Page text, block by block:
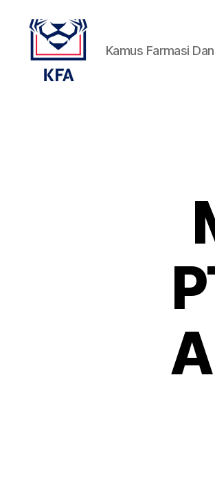
Kamus Farmasi